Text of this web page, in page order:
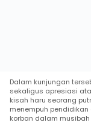
Dalam kunjungan
sekaligus apresiasi
kisah haru seorang
menempuh pendidikan
korban dalam musibah